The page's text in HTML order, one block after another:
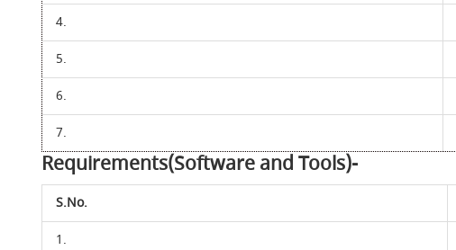
4.
5.
6.
7.
Requirements(Software and Tools)-
S.No.
1.